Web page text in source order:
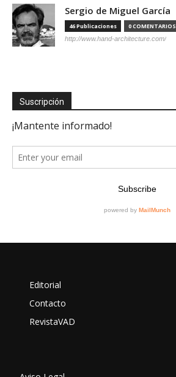
Sergio de Miguel García
46 Publicaciones 0 COMENTARIOS
http://www.hand-architecture.com/
Suscripción
Editorial
Contacto
RevistaVAD